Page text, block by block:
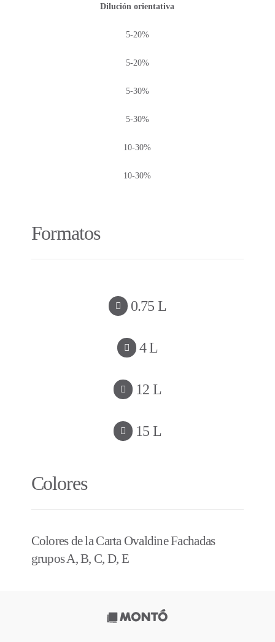
Dilución orientativa
5-20%
5-20%
5-30%
5-30%
10-30%
10-30%
Formatos
0.75 L
4 L
12 L
15 L
Colores
Colores de la Carta Ovaldine Fachadas
grupos A, B, C, D, E